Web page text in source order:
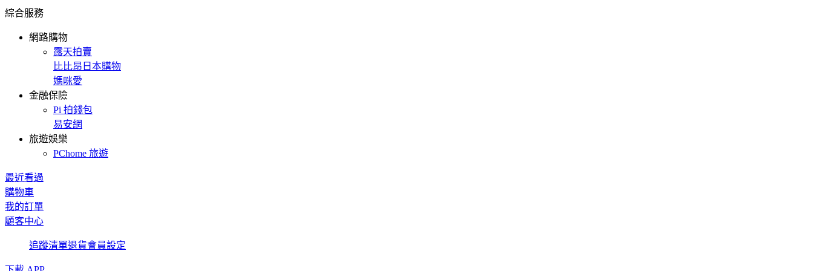
綜合服務
網路購物
露天拍賣
比比昂日本購物
媽咪愛
金融保險
Pi 拍錢包
易安網
旅遊娛樂
PChome 旅遊
最近看過
購物車
我的訂單
顧客中心
追蹤清單退貨會員設定